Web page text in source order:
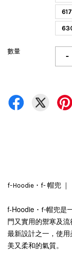
數量 -
f-Hoodie・f- 帽兜 ｜
f-Hoodie・ f-帽兜是
門又實用的禦寒及
最新設計之一，使
美又柔和的氣質。